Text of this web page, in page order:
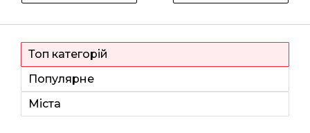
Топ категорій
Популярне
Міста